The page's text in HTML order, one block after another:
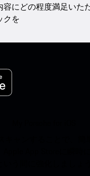
にどの程度満足いた
クを